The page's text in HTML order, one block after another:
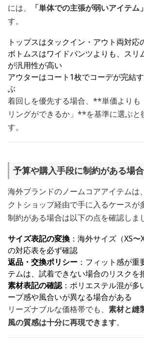
には、
「単体での主張が弱いアイテム
す。
トップスはタックイン・アウト両対
ボトムスはワイドパンツよりも、スリ
が汎用性が高い
アウターはコート1枚でコーデが完結
ぶ
着回しを優先する場合、**単価よりも
リングができるか」**を基準に選ぶと
す。
予算や購入手段に制約がある場
海外ブランドのノームコアアイテムは
クトショップ経由で手に入るケースが
制約がある場合は以下の点を確認しま
サイズ表記の変換 ：海外サイズ（XS
の対応表を必ず確認
返品・交換ポリシー ：フィット感が重
テムは、試着できない場合のリスクを
素材表記の確認：ポリエステル混が多
ープ感や風合いが異なる場合がある
リーズナブルな価格帯でも、 素材と縫
風の質感は十分に再現できます。